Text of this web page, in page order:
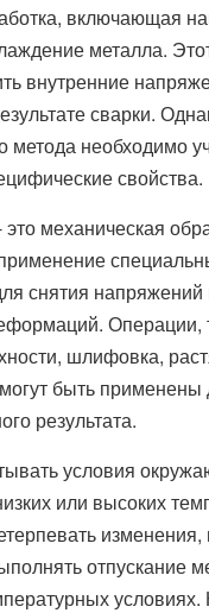
включающая
металла.
внутренние
сварки.
метода необходимо
свойства.
механическая
снятия напряжений
Операции,
шлифовка,
быть применены
результата.
условия
или высоких
изменения,
отпускание
условиях.